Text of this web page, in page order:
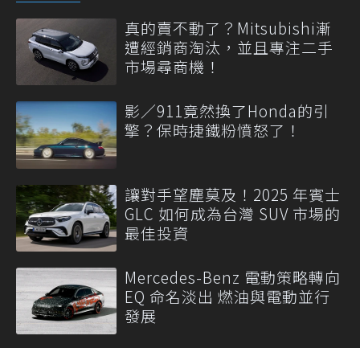
真的賣不動了？Mitsubishi漸
遭經銷商淘汰，並且專注二手
市場尋商機！
影／911竟然換了Honda的引
擎？保時捷鐵粉憤怒了！
讓對手望塵莫及！2025 年賓士
GLC 如何成為台灣 SUV 市場的
最佳投資
Mercedes-Benz 電動策略轉向
EQ 命名淡出 燃油與電動並行
發展